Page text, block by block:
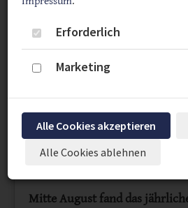
der Rückschau:
dem Pferdeberg
Mitte August fand das
Erforderlich
Marketing
Alle Cookies akzeptieren
Alle Cookies ablehnen